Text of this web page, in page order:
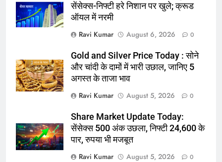
सेंसेक्स-निफ्टी हरे निशान पर खुले; क्रूड
ऑयल में नरमी
Ravi Kumar
August 6, 2026 0
Gold and Silver Price Today : सोने
और चांदी के दामों में भारी उछाल, जानिए 5
अगस्त के ताजा भाव
Ravi Kumar
August 5, 2026 0
Share Market Update Today:
सेंसेक्स 500 अंक उछला, निफ्टी 24,600 के
पार, रुपया भी मजबूत
Ravi Kumar
August 5, 2026 0